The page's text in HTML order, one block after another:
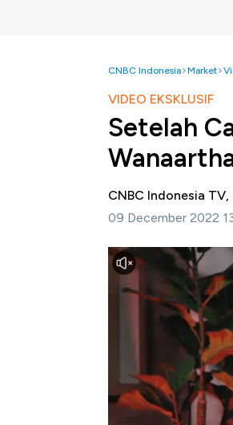
CNBC Indonesia Market
VIDEO EKSKLUSIF
Setelah
CNBC Indonesia TV,
09 December 2022
Jakarta, CNBC
Adisarana
(risk based capital)
Kepala Eksekutif
izin usaha PT WAL
dan terakhir
Seperti apa langkah
nasabah imbas